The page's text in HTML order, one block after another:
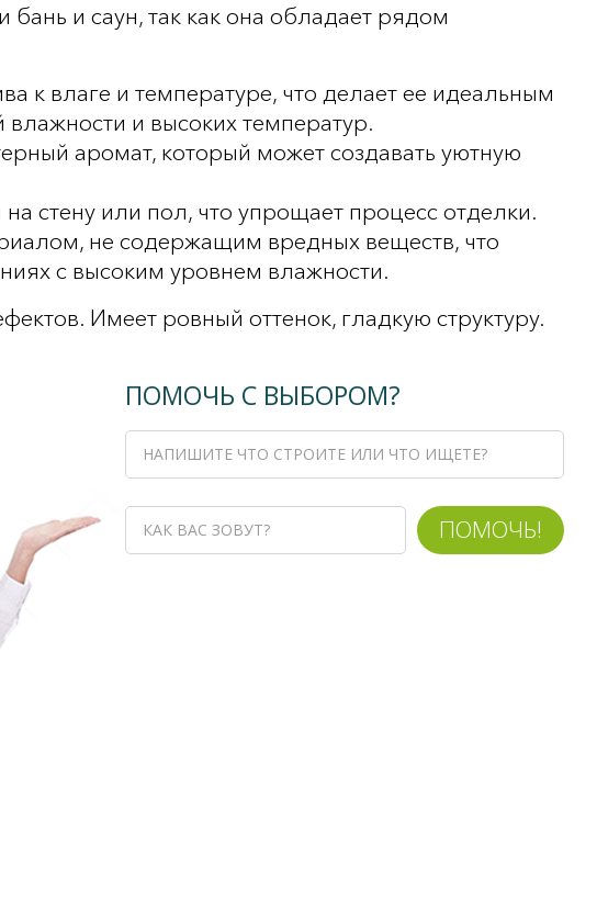
и саун, так как она обладает рядом
к влаге и температуре, что делает ее идеальным
и высоких температур.
аромат, который может создавать уютную
стену или пол, что упрощает процесс отделки.
не содержащим вредных веществ, что
с высоким уровнем влажности.
Имеет ровный оттенок, гладкую структуру.
ПОМОЧЬ С ВЫБОРОМ?
ПОМОЧЬ!